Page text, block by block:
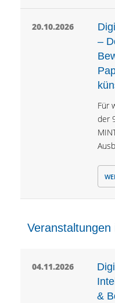
20.10.2026
–
Für
der
04.11.2026
&